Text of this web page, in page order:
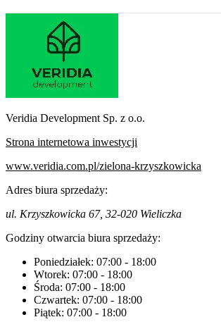
Veridia Development Sp. z o.o.
Strona internetowa inwestycji
www.veridia.com.pl/zielona-krzyszkowicka
Adres biura sprzedaży:
ul. Krzyszkowicka 67, 32-020 Wieliczka
Godziny otwarcia biura sprzedaży:
Poniedziałek: 07:00 - 18:00
Wtorek: 07:00 - 18:00
Środa: 07:00 - 18:00
Czwartek: 07:00 - 18:00
Piątek: 07:00 - 18:00